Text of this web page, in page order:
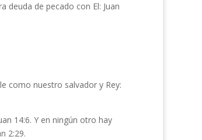
deuda de pecado con El: Juan
como nuestro salvador y Rey:
14:6. Y en ningún otro hay
2:29.